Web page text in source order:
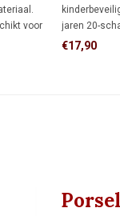
voor
jaren 20-
crème wit
€17,90